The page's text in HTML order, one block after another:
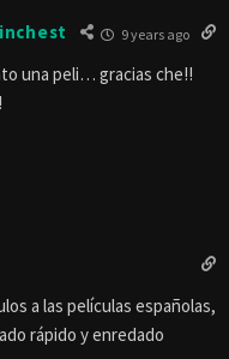
9 years ago
una peli… gracias che!!
a las películas españolas,
rápido y enredado